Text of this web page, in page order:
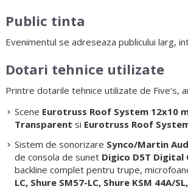
Public tinta
Evenimentul se adreseaza publicului larg,
Dotari tehnice utilizate
Printre dotarile tehnice utilizate de Five’s,
Scene Eurotruss Roof System 12x10
Transparent si Eurotruss Roof
Sistem de sonorizare Synco/Martin
de consola de sunetDigico D5T Digital
backline complet pentru trupe,
LC, Shure SM57-LC, Shure KSM 44A/